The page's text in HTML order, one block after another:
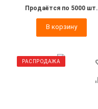
Продаётся по 5000 шт.
В корзину
РАСПРОДАЖА